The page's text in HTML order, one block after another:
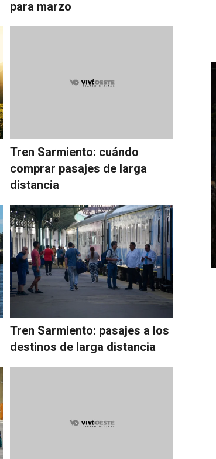
para marzo
Tren Sarmiento: cuándo
comprar pasajes de larga
distancia
Tren Sarmiento: pasajes a los
destinos de larga distancia